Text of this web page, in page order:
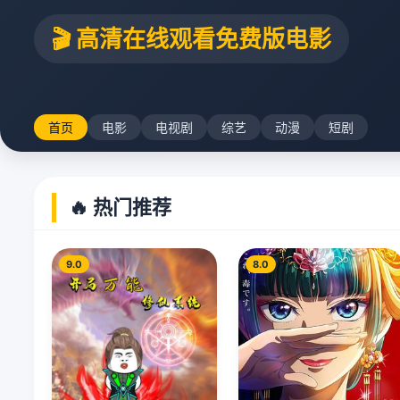
🎬 高清在线观看免费版电影
首页 电影 电视剧 综艺 动漫 短剧
🔥 热门推荐
9.0 8.0